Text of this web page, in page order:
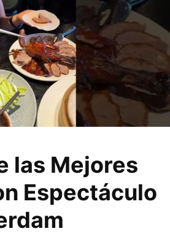
las Mejores
Espectáculo